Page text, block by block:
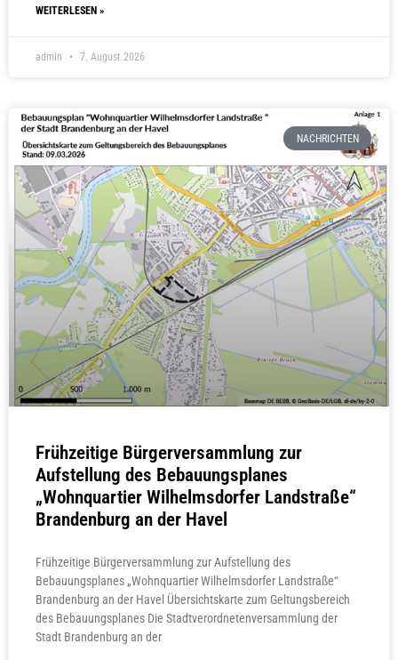
WEITERLESEN »
admin 7. August 2026
NACHRICHTEN
Frühzeitige Bürgerversammlung zur
Aufstellung des Bebauungsplanes
„Wohnquartier Wilhelmsdorfer Landstraße“
Brandenburg an der Havel
Frühzeitige Bürgerversammlung zur Aufstellung des
Bebauungsplanes „Wohnquartier Wilhelmsdorfer Landstraße“
Brandenburg an der Havel Übersichtskarte zum Geltungsbereich
des Bebauungsplanes Die Stadtverordnetenversammlung der
Stadt Brandenburg an der